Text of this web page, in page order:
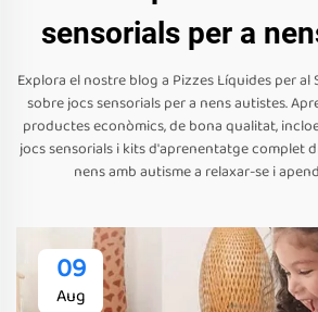
sensorials per a
Explora el nostre blog a Pizzes Líquides per al
sobre jocs sensorials per a nens autistes.
productes econòmics, de bona qualitat,
jocs sensorials i kits d'aprenentatge complet
nens amb autisme a relaxar-se i
09
Aug